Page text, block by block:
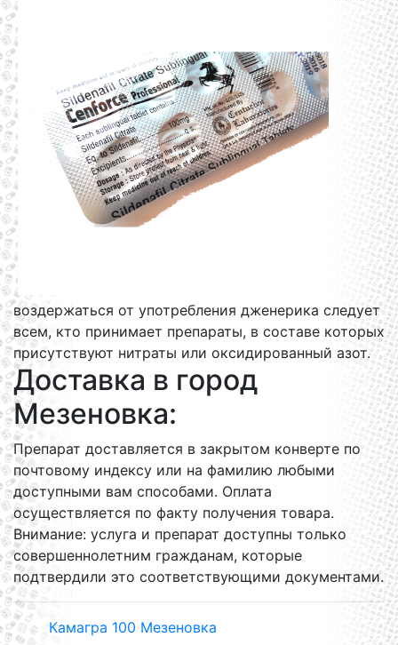
воздержаться от употребления дженерика следует
всем, кто принимает препараты, в составе которых
присутствуют нитраты или оксидированный азот.
Доставка в город
Мезеновка:
Препарат доставляется в закрытом конверте по
почтовому индексу или на фамилию любыми
доступными вам способами. Оплата
осуществляется по факту получения товара.
Внимание: услуга и препарат доступны только
совершеннолетним гражданам, которые
подтвердили это соответствующими документами.
Камагра 100 Мезеновка